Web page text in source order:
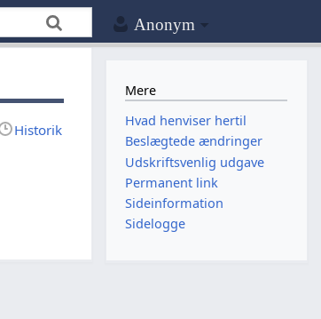
Anonym
Historik
Mere
Hvad henviser hertil
Beslægtede ændringer
Udskriftsvenlig udgave
Permanent link
Sideinformation
Sidelogge